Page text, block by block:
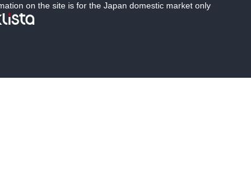
on the site is for the Japan domestic market only